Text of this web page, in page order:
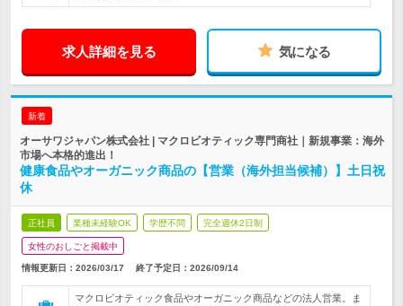
求人詳細を見る 気になる
新着
オーサワジャパン株式会社 | マクロビオティック専門商社｜新規事業：海外
市場へ本格的進出！
健康食品やオーガニック商品の【営業（海外担当候補）】土日祝
休
正社員 業種未経験OK 学歴不問 完全週休2日制
女性のおしごと掲載中
情報更新日：2026/03/17 終了予定日： 2026/09/14
マクロビオティック食品やオーガニック商品などの法人営業。ま